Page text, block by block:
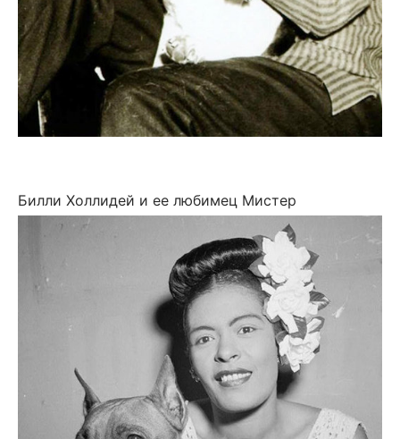
Билли Холлидей и ее любимец Мистер